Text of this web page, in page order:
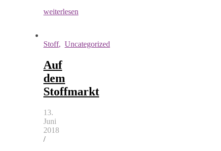
weiterlesen
Stoff, Uncategorized
Auf
dem
Stoffmarkt
13.
Juni
2018
/